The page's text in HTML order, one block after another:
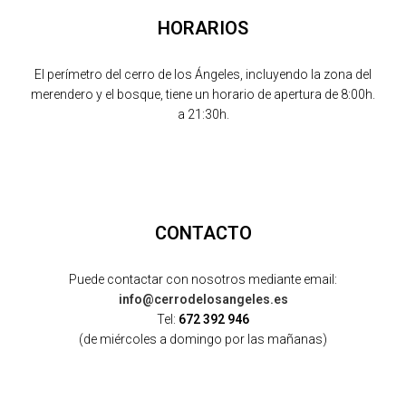
HORARIOS
El perímetro del cerro de los Ángeles, incluyendo la zona del
merendero y el bosque, tiene un horario de apertura de 8:00h.
a 21:30h.
CONTACTO
Puede contactar con nosotros mediante email:
info@cerrodelosangeles.es
Tel: 672 392 946
(de miércoles a domingo por las mañanas)